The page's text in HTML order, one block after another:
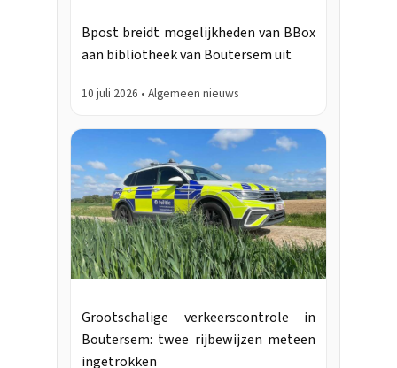
Bpost breidt mogelijkheden van BBox
aan bibliotheek van Boutersem uit
10 juli 2026 • Algemeen nieuws
Grootschalige verkeerscontrole in
Boutersem: twee rijbewijzen meteen
ingetrokken